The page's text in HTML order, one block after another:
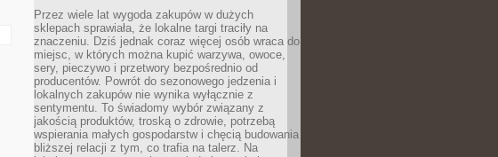
Przez wiele lat wygoda zakupów w dużych
sklepach sprawiała, że lokalne targi traciły na
znaczeniu. Dziś jednak coraz więcej osób wraca do
miejsc, w których można kupić warzywa, owoce,
sery, pieczywo i przetwory bezpośrednio od
producentów. Powrót do sezonowego jedzenia i
lokalnych zakupów nie wynika wyłącznie z
sentymentu. To świadomy wybór związany z
jakością produktów, troską o zdrowie, potrzebą
wspierania małych gospodarstw i chęcią budowania
bliższej relacji z tym, co trafia na talerz. Na